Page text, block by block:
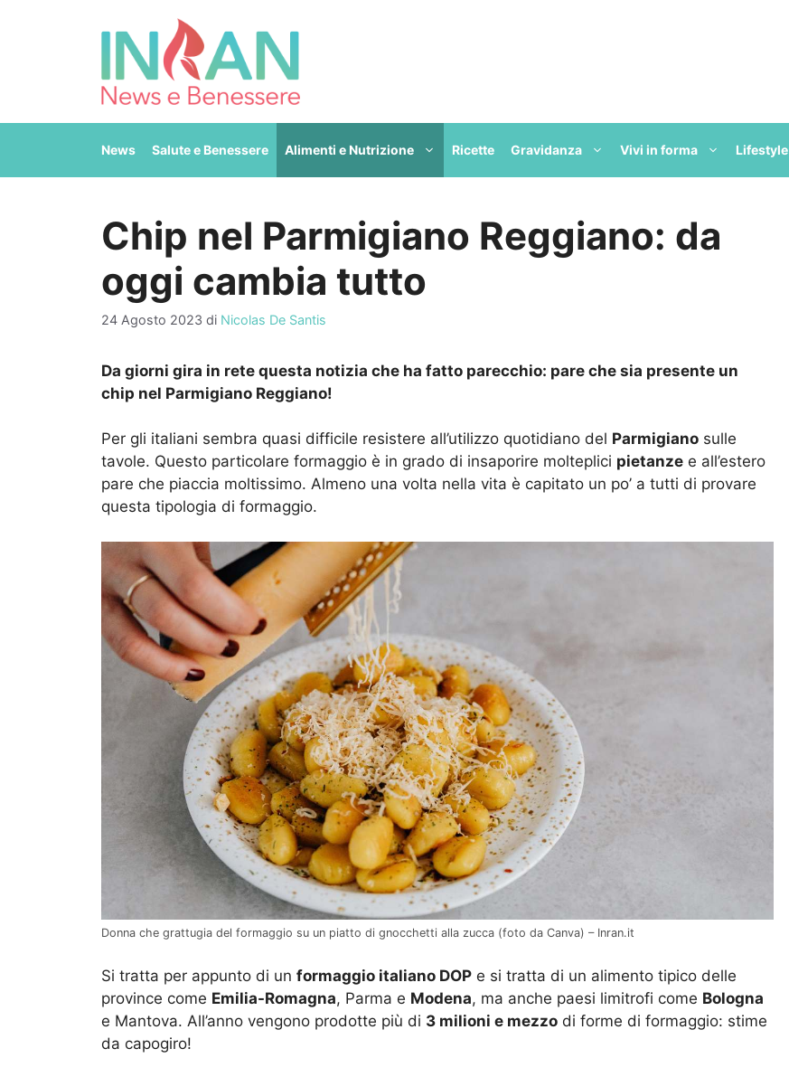
News Salute e Benessere Alimenti e Nutrizione Ricette Gravidanza Vivi in forma Lifestyle
Chip nel Parmigiano Reggiano: da
oggi cambia tutto
24 Agosto 2023 di Nicolas De Santis
Da giorni gira in rete questa notizia che ha fatto parecchio: pare che sia presente un
chip nel Parmigiano Reggiano!
Per gli italiani sembra quasi difficile resistere all’utilizzo quotidiano del Parmigiano sulle
tavole. Questo particolare formaggio è in grado di insaporire molteplici pietanze e all’estero
pare che piaccia moltissimo. Almeno una volta nella vita è capitato un po’ a tutti di provare
questa tipologia di formaggio.
Donna che grattugia del formaggio su un piatto di gnocchetti alla zucca (foto da Canva) – Inran.it
Si tratta per appunto di un formaggio italiano DOP e si tratta di un alimento tipico delle
province come Emilia-Romagna, Parma e Modena, ma anche paesi limitrofi come Bologna
e Mantova. All’anno vengono prodotte più di 3 milioni e mezzo di forme di formaggio: stime
da capogiro!